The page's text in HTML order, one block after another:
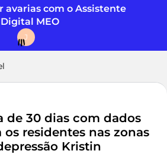
avarias com o Assistente
Digital MEO
J
de 30 dias com dados
residentes nas zonas
Kristin